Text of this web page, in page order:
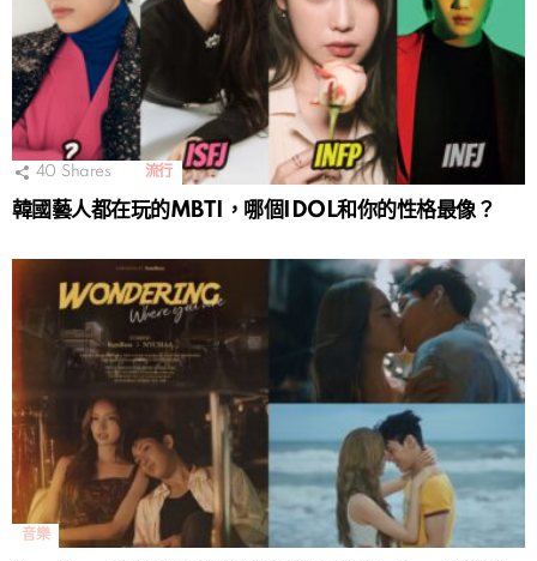
40 Shares 流行
韓國藝人都在玩的MBTI，哪個IDOL和你的性格最像？
音樂